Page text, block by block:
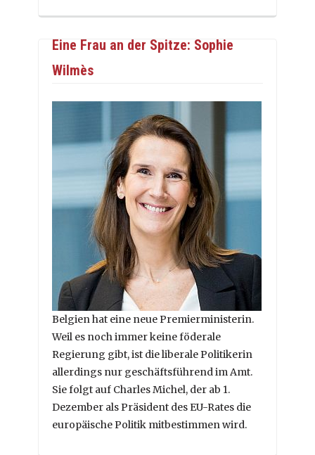
Eine Frau an der Spitze: Sophie
Wilmès
Belgien hat eine neue Premierministerin.
Weil es noch immer keine föderale
Regierung gibt, ist die liberale Politikerin
allerdings nur geschäftsführend im Amt.
Sie folgt auf Charles Michel, der ab 1.
Dezember als Präsident des EU-Rates die
europäische Politik mitbestimmen wird.